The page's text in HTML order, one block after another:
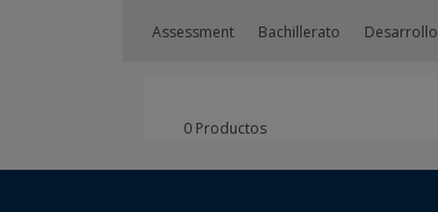
Assessment Bachillerato
0 Productos